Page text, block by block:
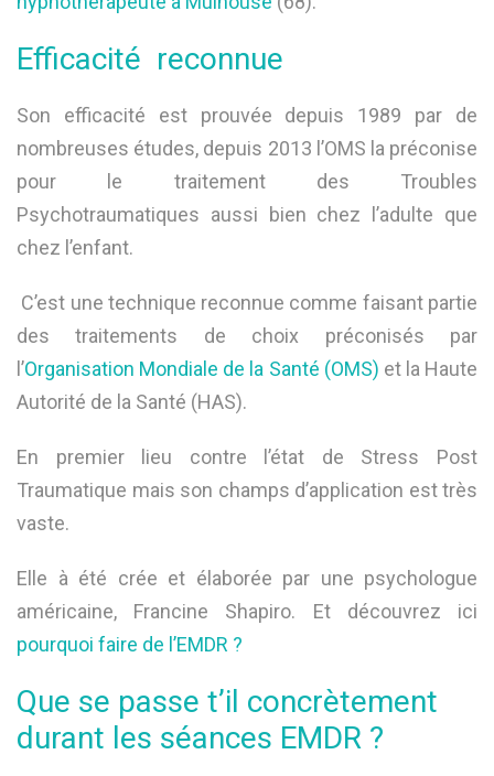
Efficacité reconnue
Son efficacité est prouvée depuis 1989 par de
nombreuses études, depuis 2013 l’OMS la préconise
pour le traitement des Troubles
Psychotraumatiques aussi bien chez l’adulte que
chez l’enfant.
C’est une technique reconnue comme faisant partie
des traitements de choix préconisés par
l’Organisation Mondiale de la Santé (OMS) et la Haute
Autorité de la Santé (HAS).
En premier lieu contre l’état de Stress Post
Traumatique mais son champs d’application est très
vaste.
Elle à été crée et élaborée par une psychologue
américaine, Francine Shapiro. Et découvrez ici
pourquoi faire de l’EMDR ?
Que se passe t’il concrètement
durant les séances EMDR ?